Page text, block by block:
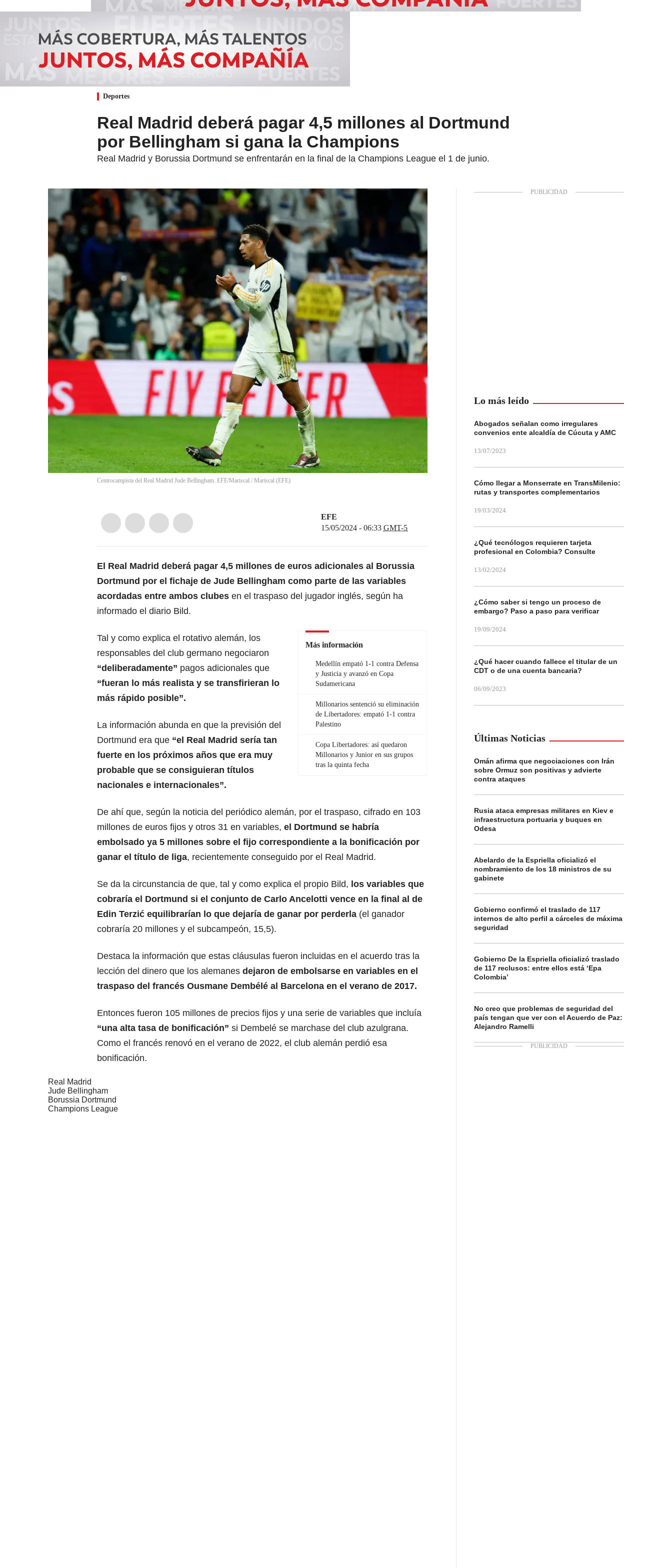
Deportes
Real Madrid deberá pagar 4,5 millones al Dortmund
por Bellingham si gana la Champions
Real Madrid y Borussia Dortmund se enfrentarán en la final de la Champions League el 1 de junio.
Centrocampista del Real Madrid Jude Bellingham. EFE/Mariscal / Mariscal (EFE)
EFE
15/05/2024 - 06:33 GMT-5
El Real Madrid deberá pagar 4,5 millones de euros adicionales al Borussia
Dortmund por el fichaje de Jude Bellingham como parte de las variables
acordadas entre ambos clubes en el traspaso del jugador inglés, según ha
informado el diario Bild.
Más información
Medellín empató 1-1 contra Defensa
y Justicia y avanzó en Copa
Sudamericana
Millonarios sentenció su eliminación
de Libertadores: empató 1-1 contra
Palestino
Copa Libertadores: así quedaron
Millonarios y Junior en sus grupos
tras la quinta fecha
Tal y como explica el rotativo alemán, los
responsables del club germano negociaron
“deliberadamente” pagos adicionales que
“fueran lo más realista y se transfirieran lo
más rápido posible”.
La información abunda en que la previsión del
Dortmund era que “el Real Madrid sería tan
fuerte en los próximos años que era muy
probable que se consiguieran títulos
nacionales e internacionales”.
De ahí que, según la noticia del periódico alemán, por el traspaso, cifrado en 103
millones de euros fijos y otros 31 en variables, el Dortmund se habría
embolsado ya 5 millones sobre el fijo correspondiente a la bonificación por
ganar el título de liga, recientemente conseguido por el Real Madrid.
Se da la circunstancia de que, tal y como explica el propio Bild, los variables que
cobraría el Dortmund si el conjunto de Carlo Ancelotti vence en la final al de
Edin Terzić equilibrarían lo que dejaría de ganar por perderla (el ganador
cobraría 20 millones y el subcampeón, 15,5).
Destaca la información que estas cláusulas fueron incluidas en el acuerdo tras la
lección del dinero que los alemanes dejaron de embolsarse en variables en el
traspaso del francés Ousmane Dembélé al Barcelona en el verano de 2017.
Entonces fueron 105 millones de precios fijos y una serie de variables que incluía
“una alta tasa de bonificación” si Dembelé se marchase del club azulgrana.
Como el francés renovó en el verano de 2022, el club alemán perdió esa
bonificación.
Real Madrid
Jude Bellingham
Borussia Dortmund
Champions League
Lo más leído
Abogados señalan como irregulares
convenios ente alcaldía de Cúcuta y AMC
13/07/2023
Cómo llegar a Monserrate en TransMilenio:
rutas y transportes complementarios
19/03/2024
¿Qué tecnólogos requieren tarjeta
profesional en Colombia? Consulte
13/02/2024
¿Cómo saber si tengo un proceso de
embargo? Paso a paso para verificar
19/09/2024
¿Qué hacer cuando fallece el titular de un
CDT o de una cuenta bancaria?
06/09/2023
Últimas Noticias
Omán afirma que negociaciones con Irán
sobre Ormuz son positivas y advierte
contra ataques
Rusia ataca empresas militares en Kiev e
infraestructura portuaria y buques en
Odesa
Abelardo de la Espriella oficializó el
nombramiento de los 18 ministros de su
gabinete
Gobierno confirmó el traslado de 117
internos de alto perfil a cárceles de máxima
seguridad
Gobierno De la Espriella oficializó traslado
de 117 reclusos: entre ellos está ‘Epa
Colombia’
No creo que problemas de seguridad del
país tengan que ver con el Acuerdo de Paz:
Alejandro Ramelli